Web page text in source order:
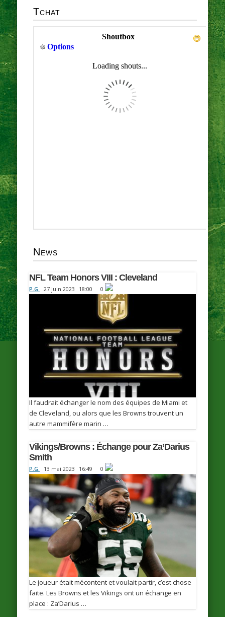
Tchat
News
NFL Team Honors VIII : Cleveland
P.G. 27 juin 2023 18:00 0
Il faudrait échanger le nom des équipes de Miami et
de Cleveland, ou alors que les Browns trouvent un
autre mammifère marin …
Vikings/Browns : Échange pour Za’Darius
Smith
P.G. 13 mai 2023 16:49 0
Le joueur était mécontent et voulait partir, c’est chose
faite. Les Browns et les Vikings ont un échange en
place : Za’Darius …